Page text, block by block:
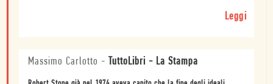
Leggi
Massimo Carlotto - TuttoLibri - La Stampa